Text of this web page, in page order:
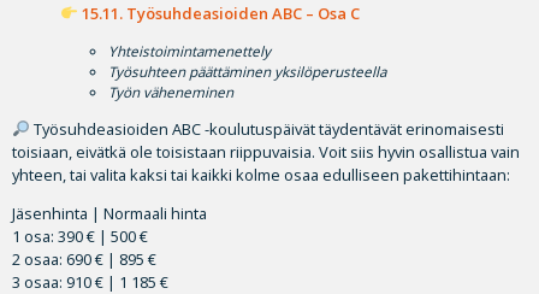
15.11. Työsuhdeasioiden ABC – Osa C
Yhteistoimintamenettely
Työsuhteen päättäminen yksilöperusteella
Työn väheneminen
Työsuhdeasioiden ABC -koulutuspäivät täydentävät erinomaisesti
toisiaan, eivätkä ole toisistaan riippuvaisia. Voit siis hyvin osallistua vain
yhteen, tai valita kaksi tai kaikki kolme osaa edulliseen pakettihintaan:
Jäsenhinta | Normaali hinta
1 osa: 390 € | 500 €
2 osaa: 690 € | 895 €
3 osaa: 910 € | 1 185 €